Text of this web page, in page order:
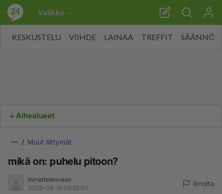
Valikko
KESKUSTELU VIIHDE LAINAA TREFFIT SÄÄNNÖT
Aihealueet
Muut liittymät
mikä on: puhelu pitoon?
ihmettelenvaan
2009-09-18 08:20:07
Ilmoita